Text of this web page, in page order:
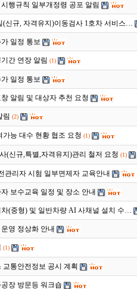
행규칙 일부개정령 공포 알림
(신규, 자격유지)이동검사 1호차 서비스…
일정 통보
간 연장 알림 (1)
일정 통보
알림 및 대상자 추천 요청
림 (2)
능 대수 현황 협조 요청 (1)
(신규,특별,자격유지)관리 철저 요청 (1)
관리자 시험 일부면제자 교육안내
보수교육 일정 및 장소 안내
차(중형) 및 일반차량 AI 사채널 설치 수…
영 정상화 안내
(1)
교통안전정보 공시 계획
장 방문등 워크숍